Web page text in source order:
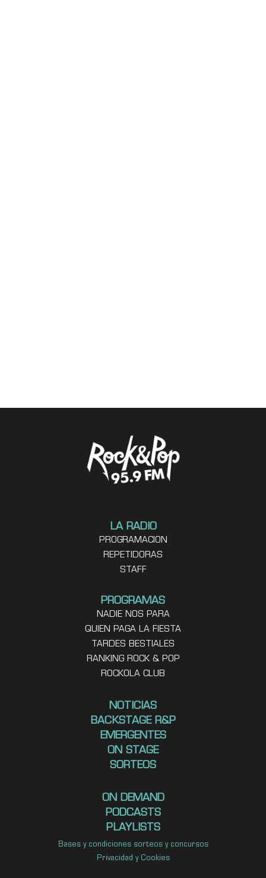
LA RADIO
PROGRAMACION
REPETIDORAS
STAFF
PROGRAMAS
NADIE NOS PARA
QUIEN PAGA LA FIESTA
TARDES BESTIALES
RANKING ROCK & POP
ROCKOLA CLUB
NOTICIAS
BACKSTAGE R&P
EMERGENTES
ON STAGE
SORTEOS
ON DEMAND
PODCASTS
PLAYLISTS
Bases y condiciones sorteos y concursos
Privacidad y Cookies